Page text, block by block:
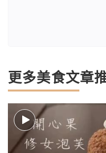
更多美食文章